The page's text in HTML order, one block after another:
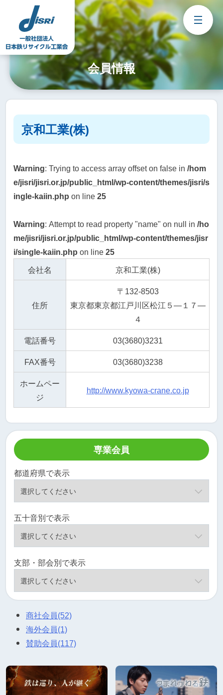
content
会員情報
京和工業(株)
Warning: Trying to access array offset on false in /hom
e/jisri/jisri.or.jp/public_html/wp-content/themes/jisri/s
ingle-kaiin.php on line25
Warning: Attempt to read property "name" on null in /ho
me/jisri/jisri.or.jp/public_html/wp-content/themes/jisr
i/single-kaiin.php on line25
会社名
京和工業(株)
住所
〒132-8503
東京都東京都江戸川区松江５―１７―
４
電話番号
03(3680)3231
FAX番号
03(3680)3238
ホームペー
ジ
http://www.kyowa-crane.co.jp
専業会員
都道府県で表示
五十音別で表示
支部・部会別で表示
商社会員(52)
海外会員(1)
賛助会員(117)